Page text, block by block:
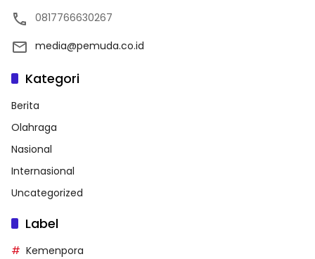
0817766630267
media@pemuda.co.id
Kategori
Berita
Olahraga
Nasional
Internasional
Uncategorized
Label
Kemenpora